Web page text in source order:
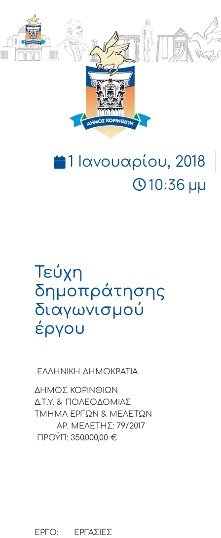
ΔΗΜΟΣ
ΚΟΡΙΝΘΙΩΝ
1 Ιανουαρίου, 2018
10:36 μμ
Τεύχη
δημοπράτησης
διαγωνισμού
έργου
ΕΛΛΗΝΙΚΗ ΔΗΜΟΚΡΑΤΙΑ
ΔΗΜΟΣ ΚΟΡΙΝΘΙΩΝ
Δ.Τ.Υ. & ΠΟΛΕΟΔΟΜΙΑΣ
ΤΜΗΜΑ ΕΡΓΩΝ & ΜΕΛΕΤΩΝ
ΑΡ. ΜΕΛΕΤΗΣ: 79/2017
ΠΡΟΫΠ: 350.000,00 €
ΕΡΓΟ:
ΕΡΓΑΣΙΕΣ